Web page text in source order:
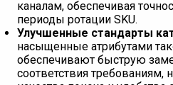
каналам, обеспечивая
периоды ротации SKU.
Улучшенные стандарты
насыщенные атрибутами
обеспечивают быструю
соответствия требованиям,